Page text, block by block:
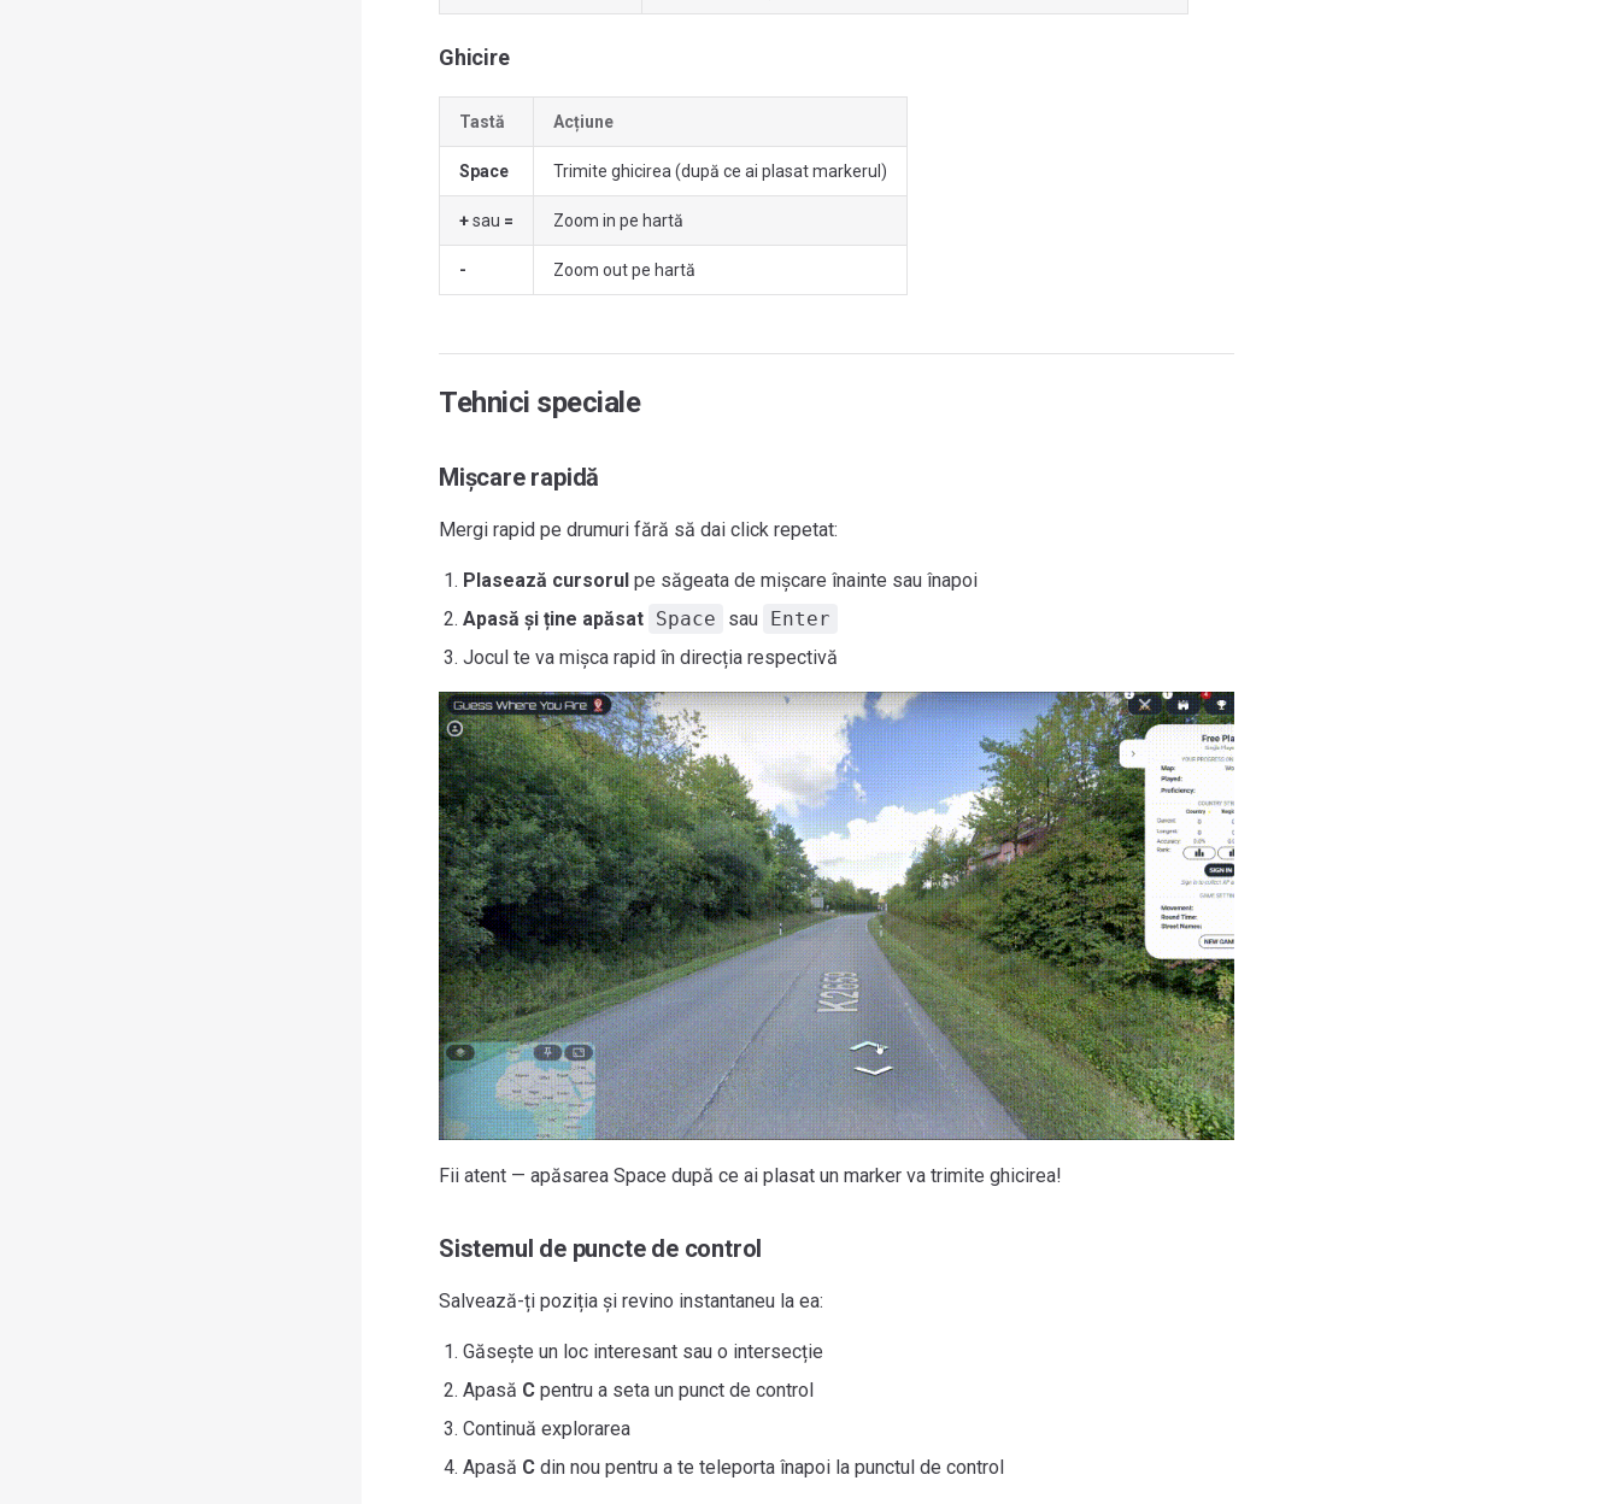
Ghicire
Tastă Acțiune
Space Trimite ghicirea (după ce ai plasat markerul)
+sau = Zoom in pe hartă
- Zoom out pe hartă
Tehnici speciale
Mișcare rapidă
Mergi rapid pe drumuri fără să dai click repetat:
Plasează cursorul pe săgeata de mișcare înainte sau înapoi
Apasă și ține apăsat Space sau Enter
Jocul te va mișca rapid în direcția respectivă
Fii atent — apăsarea Space după ce ai plasat un marker va trimite ghicirea!
Sistemul de puncte de control
Salvează-ți poziția și revino instantaneu la ea:
Găsește un loc interesant sau o intersecție
Apasă C pentru a seta un punct de control
Continuă explorarea
Apasă C din nou pentru a te teleporta înapoi la punctul de control